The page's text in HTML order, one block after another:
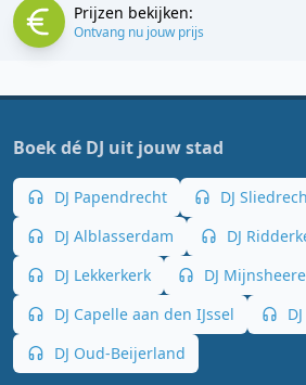
Prijzen bekijken:
Ontvang nu jouw prijs
Boek dé DJ uit jouw stad
DJ Papendrecht
DJ
DJ Alblasserdam
DJ
DJ Lekkerkerk
DJ
DJ Capelle aan den IJssel
DJ Oud-Beijerland